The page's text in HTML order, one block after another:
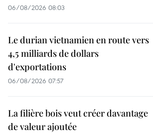
06/08/2026 08:03
Le durian vietnamien en route vers
4,5 milliards de dollars
d'exportations
06/08/2026 07:57
La filière bois veut créer davantage
de valeur ajoutée